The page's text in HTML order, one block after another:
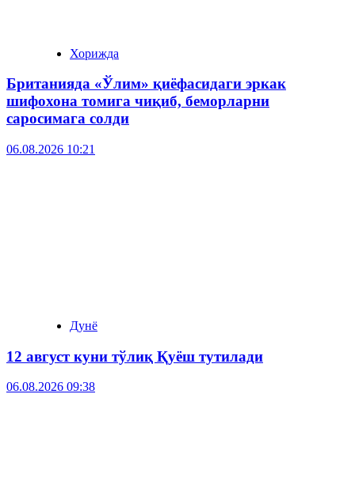
Хорижда
Британияда «Ўлим» қиёфасидаги эркак
шифохона томига чиқиб, беморларни
саросимага солди
06.08.2026 10:21
Дунё
12 август куни тўлиқ Қуёш тутилади
06.08.2026 09:38